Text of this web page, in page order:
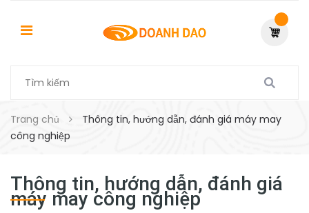
Trang chủ
Thông tin, hướng dẫn, đánh giá máy may
công nghiệp
Thông tin, hướng dẫn, đánh giá
máy may công nghiệp